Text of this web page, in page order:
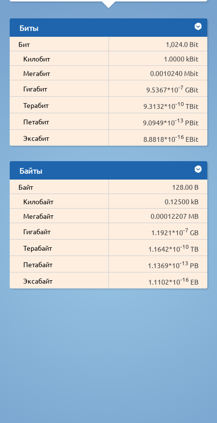
Биты
Бит
1,024.0 Bit
Килобит
1.0000 kBit
Мегабит
0.0010240 Mbit
Гигабит
9.5367*10-7 GBit
Терабит
9.3132*10-10 TBit
Петабит
9.0949*10-13 PBit
Эксабит
8.8818*10-16 EBit
Байты
Байт
128.00 B
Килобайт
0.12500 kB
Мегабайт
0.00012207 MB
Гигабайт
1.1921*10-7 GB
Терабайт
1.1642*10-10 TB
Петабайт
1.1369*10-13 PB
Эксабайт
1.1102*10-16 EB